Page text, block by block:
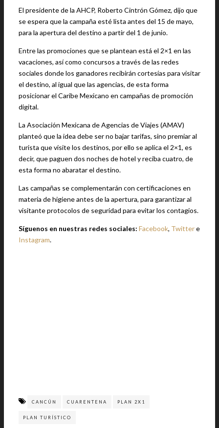
El presidente de la AHCP, Roberto Cintrón Gómez, dijo que
se espera que la campaña esté lista antes del 15 de mayo,
para la apertura del destino a partir del 1 de junio.
Entre las promociones que se plantean está el 2×1 en las
vacaciones, así como concursos a través de las redes
sociales donde los ganadores recibirán cortesías para visitar
el destino, al igual que las agencias, de esta forma
posicionar el Caribe Mexicano en campañas de promoción
digital.
La Asociación Mexicana de Agencias de Viajes (AMAV)
planteó que la idea debe ser no bajar tarifas, sino premiar al
turista que visite los destinos, por ello se aplica el 2×1, es
decir, que paguen dos noches de hotel y reciba cuatro, de
esta forma no abaratar el destino.
Las campañas se complementarán con certificaciones en
materia de higiene antes de la apertura, para garantizar al
visitante protocolos de seguridad para evitar los contagios.
Síguenos en nuestras redes sociales: Facebook, Twittere
Instagram.
CANCÚN CUARENTENA PLAN 2X1
PLAN TURÍSTICO